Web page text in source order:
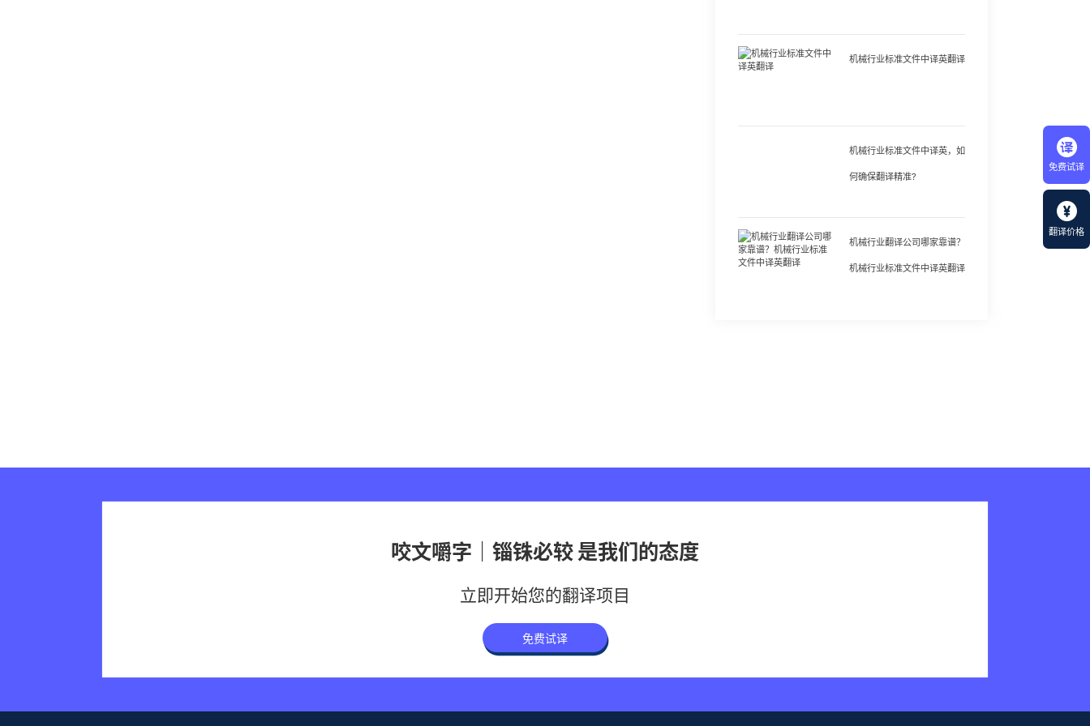
免费试译
翻译价格
机械行业标准文件中译英翻译
机械行业标准文件中译英，如
何确保翻译精准?
机械行业翻译公司哪家靠谱？
机械行业标准文件中译英翻译
咬文嚼字｜锱铢必较 是我们的态度
立即开始您的翻译项目
免费试译